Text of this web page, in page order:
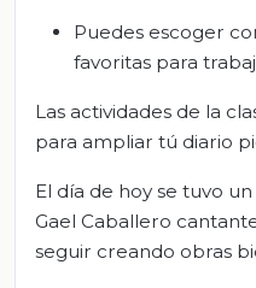
Puedes escoger
favoritas para
Las actividades de la
para ampliar tú diario
El día de hoy se tuvo
Gael Caballero
seguir creando obras